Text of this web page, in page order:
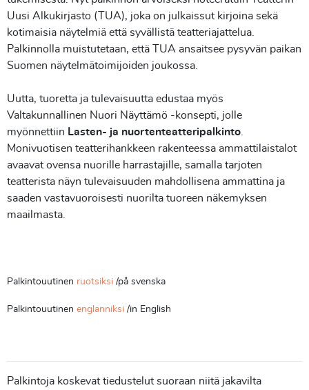
Uusi Alkukirjasto (TUA), joka on julkaissut kirjoina sekä
kotimaisia näytelmiä että syvällistä teatteriajattelua.
Palkinnolla muistutetaan, että TUA ansaitsee pysyvän paikan
Suomen näytelmätoimijoiden joukossa.
Uutta, tuoretta ja tulevaisuutta edustaa myös
Valtakunnallinen Nuori Näyttämö -konsepti, jolle
myönnettiin Lasten- ja nuortenteatteripalkinto
Monivuotisen teatterihankkeen rakenteessa ammattilaistalot
avaavat ovensa nuorille harrastajille, samalla tarjoten
teatterista näyn tulevaisuuden mahdollisena ammattina ja
saaden vastavuoroisesti nuorilta tuoreen näkemyksen
maailmasta.
Palkintouutinen ruotsiksi /på svenska
Palkintouutinen englanniksi /in English
Palkintoja koskevat tiedustelut suoraan niitä jakavilta